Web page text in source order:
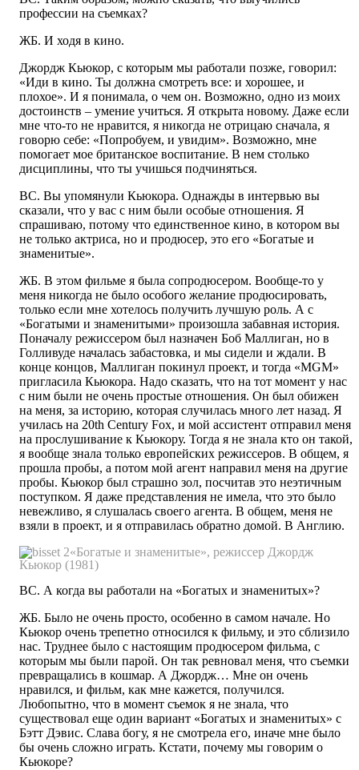
профессии на съемках?
ЖБ. И ходя в кино.
Джордж Кьюкор, с которым мы работали позже, говорил:
«Иди в кино. Ты должна смотреть все: и хорошее, и
плохое». И я понимала, о чем он. Возможно, одно из моих
достоинств – умение учиться. Я открыта новому. Даже если
мне что-то не нравится, я никогда не отрицаю сначала, я
говорю себе: «Попробуем, и увидим». Возможно, мне
помогает мое британское воспитание. В нем столько
дисциплины, что ты учишься подчиняться.
ВС. Вы упомянули Кьюкора. Однажды в интервью вы
сказали, что у вас с ним были особые отношения. Я
спрашиваю, потому что единственное кино, в котором вы
не только актриса, но и продюсер, это его «Богатые и
знаменитые».
ЖБ. В этом фильме я была сопродюсером. Вообще-то у
меня никогда не было особого желание продюсировать,
только если мне хотелось получить лучшую роль. А с
«Богатыми и знаменитыми» произошла забавная история.
Поначалу режиссером был назначен Боб Маллиган, но в
Голливуде началась забастовка, и мы сидели и ждали. В
конце концов, Маллиган покинул проект, и тогда «MGM»
пригласила Кьюкора. Надо сказать, что на тот момент у нас
с ним были не очень простые отношения. Он был обижен
на меня, за историю, которая случилась много лет назад. Я
училась на 20th Century Fox, и мой ассистент отправил меня
на прослушивание к Кьюкору. Тогда я не знала кто он такой,
я вообще знала только европейских режиссеров. В общем, я
прошла пробы, а потом мой агент направил меня на другие
пробы. Кьюкор был страшно зол, посчитав это неэтичным
поступком. Я даже представления не имела, что это было
невежливо, я слушалась своего агента. В общем, меня не
взяли в проект, и я отправилась обратно домой. В Англию.
«Богатые и знаменитые», режиссер Джордж
Кьюкор (1981)
ВС. А когда вы работали на «Богатых и знаменитых»?
ЖБ. Было не очень просто, особенно в самом начале. Но
Кьюкор очень трепетно относился к фильму, и это сблизило
нас. Труднее было с настоящим продюсером фильма, с
которым мы были парой. Он так ревновал меня, что съемки
превращались в кошмар. А Джордж… Мне он очень
нравился, и фильм, как мне кажется, получился.
Любопытно, что в момент съемок я не знала, что
существовал еще один вариант «Богатых и знаменитых» с
Бэтт Дэвис. Слава богу, я не смотрела его, иначе мне было
бы очень сложно играть. Кстати, почему мы говорим о
Кьюкоре?